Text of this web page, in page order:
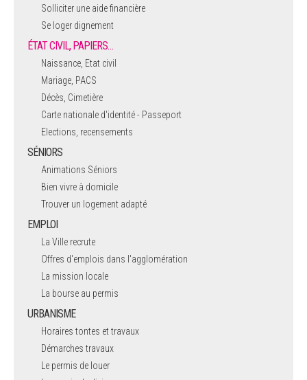
Solliciter une aide financière
Se loger dignement
ÉTAT CIVIL, PAPIERS…
Naissance, Etat civil
Mariage, PACS
Décès, Cimetière
Carte nationale d'identité - Passeport
Elections, recensements
SÉNIORS
Animations Séniors
Bien vivre à domicile
Trouver un logement adapté
EMPLOI
La Ville recrute
Offres d'emplois dans l'agglomération
La mission locale
La bourse au permis
URBANISME
Horaires tontes et travaux
Démarches travaux
Le permis de louer